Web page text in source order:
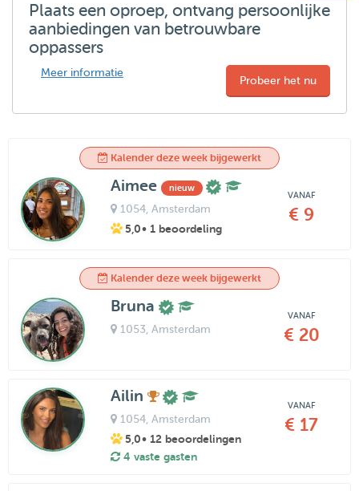
Plaats een oproep, ontvang persoonlijke
aanbiedingen van betrouwbare
oppassers
Meer informatie
Probeer het nu
Kalender deze week bijgewerkt
Aimee nieuw
1054, Amsterdam
5,0• 1 beoordeling
VANAF
€ 9
Kalender deze week bijgewerkt
Bruna
1053 , Amsterdam
VANAF
€ 20
Ailin
1054, Amsterdam
5,0• 12 beoordelingen
4 vaste gasten
VANAF
€ 17